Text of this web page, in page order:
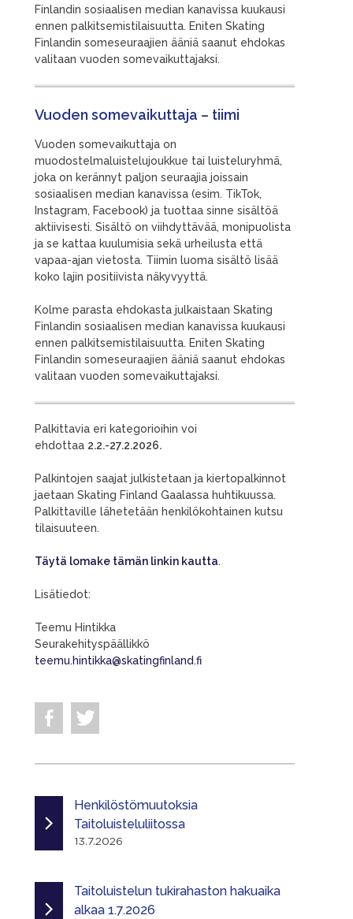
Finlandin sosiaalisen median kanavissa kuukausi
ennen palkitsemistilaisuutta. Eniten Skating
Finlandin someseuraajien ääniä saanut ehdokas
valitaan vuoden somevaikuttajaksi.
Vuoden somevaikuttaja – tiimi
Vuoden somevaikuttaja on
muodostelmaluistelujoukkue tai luisteluryhmä,
joka on kerännyt paljon seuraajia joissain
sosiaalisen median kanavissa (esim. TikTok,
Instagram, Facebook) ja tuottaa sinne sisältöä
aktiivisesti. Sisältö on viihdyttävää, monipuolista
ja se kattaa kuulumisia sekä urheilusta että
vapaa-ajan vietosta. Tiimin luoma sisältö lisää
koko lajin positiivista näkyvyyttä.
Kolme parasta ehdokasta julkaistaan Skating
Finlandin sosiaalisen median kanavissa kuukausi
ennen palkitsemistilaisuutta. Eniten Skating
Finlandin someseuraajien ääniä saanut ehdokas
valitaan vuoden somevaikuttajaksi.
Palkittavia eri kategorioihin voi
ehdottaa 2.2.-27.2.2026.
Palkintojen saajat julkistetaan ja kiertopalkinnot
jaetaan Skating Finland Gaalassa huhtikuussa.
Palkittaville lähetetään henkilökohtainen kutsu
tilaisuuteen.
Täytä lomake tämän linkin kautta.
Lisätiedot:
Teemu Hintikka
Seurakehityspäällikkö
teemu.hintikka@skatingfinland.fi
Henkilöstömuutoksia
Taitoluisteluliitossa
13.7.2026
Taitoluistelun tukirahaston hakuaika
alkaa 1.7.2026